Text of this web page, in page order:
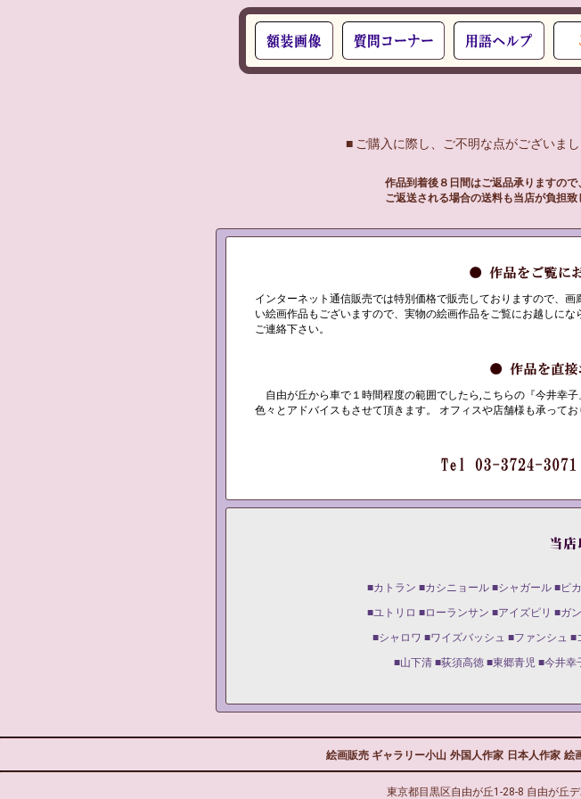
■ ご購入に際し、ご不明な点がございま
作品到着後８日間はご返品承りますので
ご返送される場合の送料も当店が負担致
インターネット通信販売では特別価格で販売しておりますので、
い絵画作品もございますので、実物の絵画作品をご覧にお越しに
ご連絡下さい。
自由が丘から車で１時間程度の範囲でしたら,こちらの『今井幸
色々とアドバイスもさせて頂きます。 オフィスや店舗様も承って
■カトラン ■カシニョール ■シャガール ■ピ
■ユトリロ ■ローランサン ■アイズピリ ■ガ
■シャロワ ■ワイズバッシュ ■ファンシュ ■
■山下清 ■荻須高徳 ■東郷青児 ■今井幸
絵画販売 ギャラリー小山 外国人作家 日本人作家 絵
東京都目黒区自由が丘1-28-8 自由が丘